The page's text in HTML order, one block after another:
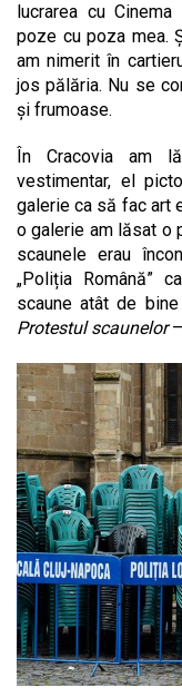
lucrarea cu
poze cu poza mea.
am nimerit în
jos pălăria. Nu se
și frumoase.
În Cracovia am
vestimentar, el
galerie ca să fac art
o galerie am lăsat o
scaunele erau
„Poliția Română”
scaune atât de
Protestul scaunelor–